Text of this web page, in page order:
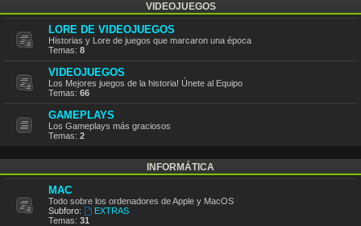
VIDEOJUEGOS
LORE DE VIDEOJUEGOS
Historias y Lore de juegos que marcaron una época
Temas: 8
VIDEOJUEGOS
Los Mejores juegos de la historia! Únete al Equipo
Temas: 66
GAMEPLAYS
Los Gameplays más graciosos
Temas: 2
INFORMÁTICA
MAC
Todo sobre los ordenadores de Apple y MacOS
Subforo:
EXTRAS
Temas: 31